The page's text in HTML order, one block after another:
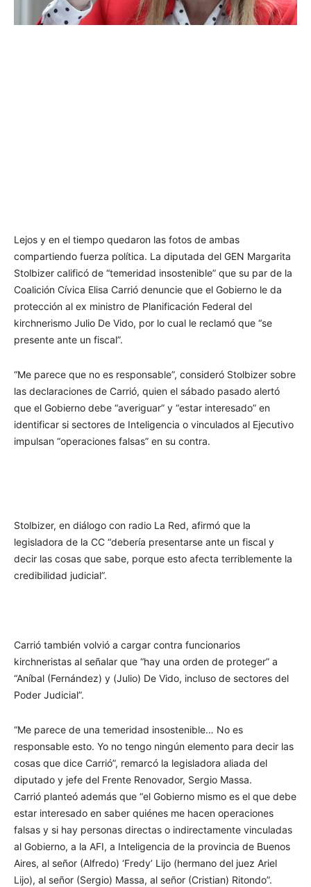
Lejos y en el tiempo quedaron las fotos de ambas
compartiendo fuerza política. La diputada del GEN Margarita
Stolbizer calificó de “temeridad insostenible” que su par de la
Coalición Cívica Elisa Carrió denuncie que el Gobierno le da
protección al ex ministro de Planificación Federal del
kirchnerismo Julio De Vido, por lo cual le reclamó que “se
presente ante un fiscal”.
“Me parece que no es responsable”, consideró Stolbizer sobre
las declaraciones de Carrió, quien el sábado pasado alertó
que el Gobierno debe “averiguar” y “estar interesado” en
identificar si sectores de Inteligencia o vinculados al Ejecutivo
impulsan “operaciones falsas” en su contra.
Stolbizer, en diálogo con radio La Red, afirmó que la
legisladora de la CC “debería presentarse ante un fiscal y
decir las cosas que sabe, porque esto afecta terriblemente la
credibilidad judicial”.
Carrió también volvió a cargar contra funcionarios
kirchneristas al señalar que “hay una orden de proteger” a
“Aníbal (Fernández) y (Julio) De Vido, incluso de sectores del
Poder Judicial”.
“Me parece de una temeridad insostenible… No es
responsable esto. Yo no tengo ningún elemento para decir las
cosas que dice Carrió”, remarcó la legisladora aliada del
diputado y jefe del Frente Renovador, Sergio Massa.
Carrió planteó además que “el Gobierno mismo es el que debe
estar interesado en saber quiénes me hacen operaciones
falsas y si hay personas directas o indirectamente vinculadas
al Gobierno, a la AFI, a Inteligencia de la provincia de Buenos
Aires, al señor (Alfredo) ‘Fredy’ Lijo (hermano del juez Ariel
Lijo), al señor (Sergio) Massa, al señor (Cristian) Ritondo”.